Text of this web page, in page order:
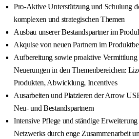
Pro-Aktive Unterstützung und Schulung
komplexen und strategischen Themen
Ausbau unserer Bestandspartner im
Akquise von neuen Partnern im
Aufbereitung sowie proaktive Vermittlung
Neuerungen in den Themenbereichen:
Produkten, Abwicklung, Incentives
Ausarbeiten und Platzieren der Arrow
Neu- und Bestandspartnern
Intensive Pflege und ständige Erweiterung
Netzwerks durch enge Zusammenarbeit